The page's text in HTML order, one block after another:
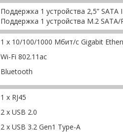
Поддержка 1 устройства 2,5” SATA
Поддержка 1 устройства M.2 SATA/
1 x 10/100/1000 Мбит/с Gigabit
Wi-Fi 802.11ac
Bluetooth
1 x RJ45
2 x USB 2.0
2 x USB 3.2 Gen1 Type-A